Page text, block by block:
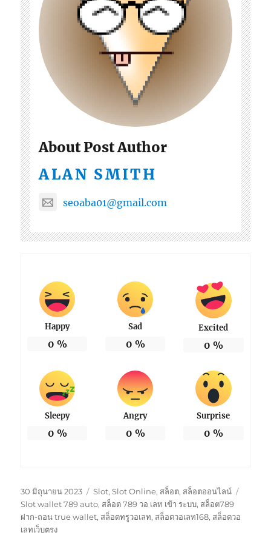
About Post Author
ALAN SMITH
seoaba01@gmail.com
Happy
0 %
Sad
0 %
Excited
0 %
Sleepy
0 %
Angry
0 %
Surprise
0 %
เขียน
เมื่อ
30 มิถุนายน 2023
หมวด
หมู่
Slot,Slot Online, สล็อต, สล็อตออนไลน์
Slot wallet 789 auto, สล็อต 789 วอ เลท เข้า ระบบ, สล็อต789
ฝาก-ถอน true wallet, สล็อตทรูวอเลท, สล็อตวอเลท168, สล็อตวอ
เลทเว็บตรง